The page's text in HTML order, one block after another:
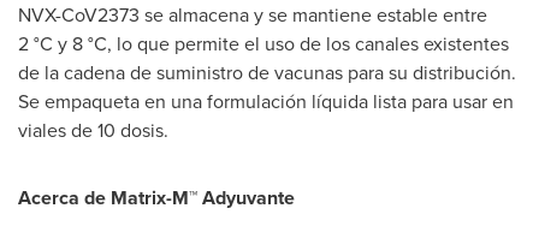
NVX-CoV2373 se almacena y se mantiene estable entre
2 °C y 8 °C, lo que permite el uso de los canales existentes
de la cadena de suministro de vacunas para su distribución.
Se empaqueta en una formulación líquida lista para usar en
viales de 10 dosis.
Acerca de Matrix-M™ Adyuvante